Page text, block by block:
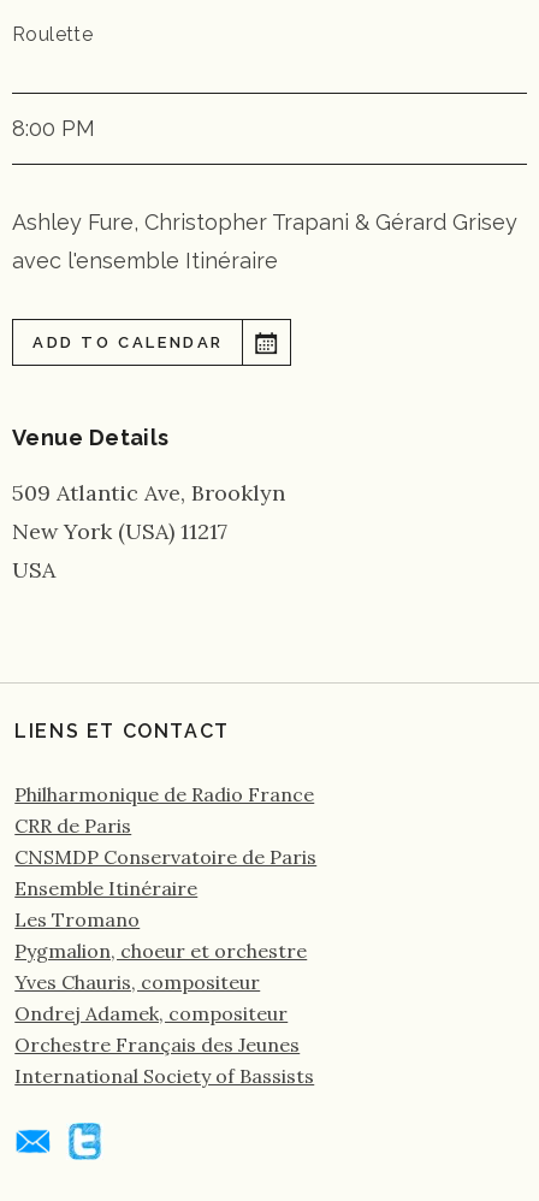
Roulette
8:00 PM
Ashley Fure, Christopher Trapani & Gérard Grisey
avec l'ensemble Itinéraire
ADD TO CALENDAR
Venue Details
509 Atlantic Ave, Brooklyn
New York (USA) 11217
USA
LIENS ET CONTACT
Philharmonique de Radio France
CRR de Paris
CNSMDP Conservatoire de Paris
Ensemble Itinéraire
Les Tromano
Pygmalion, choeur et orchestre
Yves Chauris, compositeur
Ondrej Adamek, compositeur
Orchestre Français des Jeunes
International Society of Bassists